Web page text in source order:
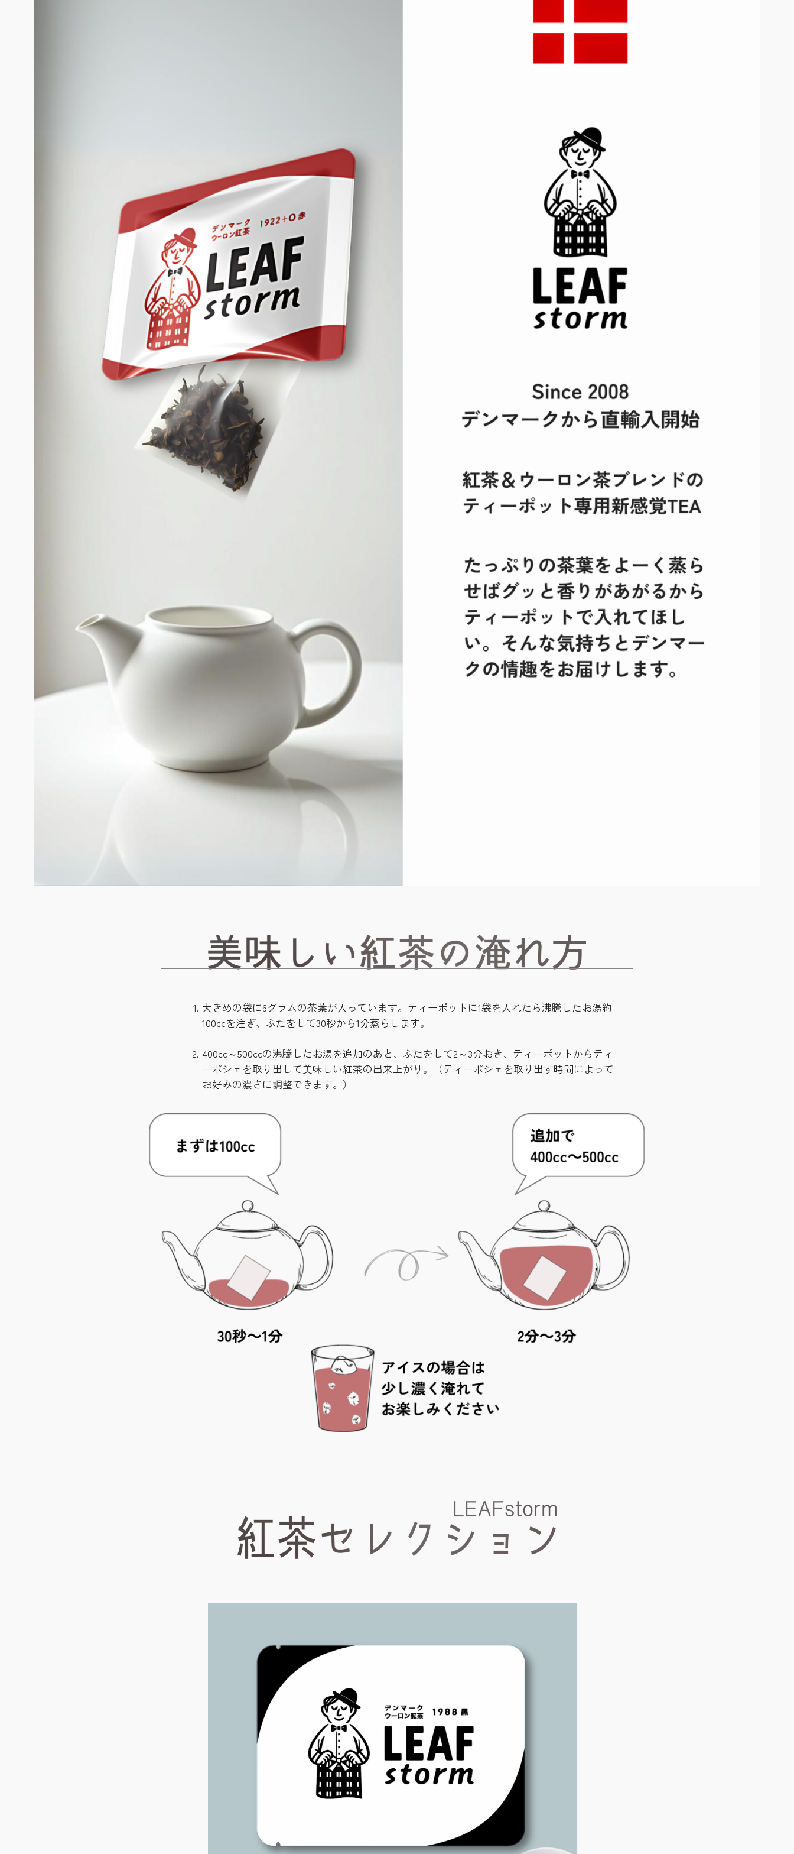
大きめの袋に6グラムの茶葉が入っています。ティーポットに1袋を入れたら沸騰したお湯約
100ccを注ぎ、ふたをして30秒から1分蒸らします。
400cc～500ccの沸騰したお湯を追加のあと、ふたをして2～3分おき、ティーポットからティ
ーポシェを取り出して美味しい紅茶の出来上がり。（ティーポシェを取り出す時間によって
お好みの濃さに調整できます。）